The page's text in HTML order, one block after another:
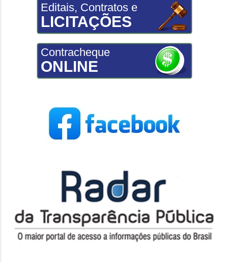
Editais, Contratos e
LICITAÇÕES
Contracheque
ONLINE